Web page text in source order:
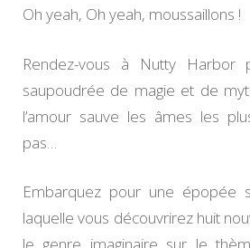
Oh yeah, Oh yeah, moussaillons !
Rendez-vous à Nutty Harbor
saupoudrée de magie et de
l’amour sauve les âmes les
pas…
Embarquez pour une épopée
laquelle vous découvrirez huit